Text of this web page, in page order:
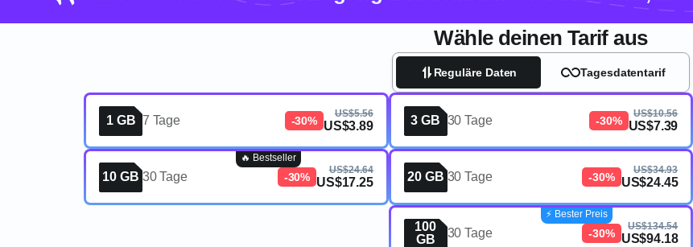
Wähle deinen Tarif aus
Reguläre Daten Tagesdatentarif
1 GB 7 Tage -30%
US$5.56
US$3.89 3 GB 30 Tage -30%
US$10.56
US$7.39
10 GB 30 Tage -30%
US$24.64
US$17.25
🔥 Bestseller
20 GB 30 Tage -30%
US$34.93
US$24.45
100
GB
30 Tage -30%
US$134.54
US$94.18
⚡️ Bester Preis